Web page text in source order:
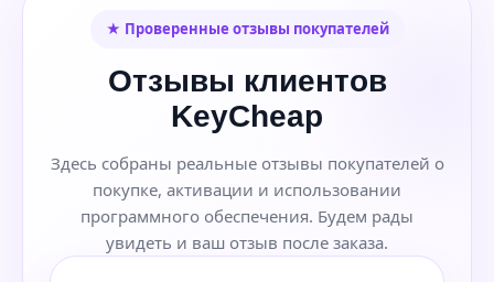
★ Проверенные отзывы покупателей
Отзывы клиентов
KeyCheap
Здесь собраны реальные отзывы покупателей о
покупке, активации и использовании
программного обеспечения. Будем рады
увидеть и ваш отзыв после заказа.